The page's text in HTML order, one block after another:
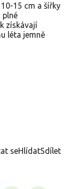
15 cm a šířky
plné
získávají
léta jemně
seHlídatSdílet